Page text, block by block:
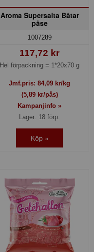
Aroma Supersalta Båtar
påse
1007289
117,72 kr
Hel förpackning = 1*20x70 g
Jmf.pris: 84,09 kr/kg
(5,89 kr/pås)
Kampanjinfo »
Lager: 18 förp.
Köp »